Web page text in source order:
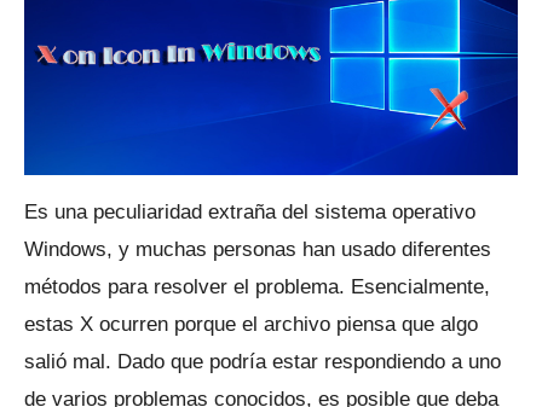
Es una peculiaridad extraña del sistema operativo
Windows, y muchas personas han usado diferentes
métodos para resolver el problema. Esencialmente,
estas X ocurren porque el archivo piensa que algo
salió mal. Dado que podría estar respondiendo a uno
de varios problemas conocidos, es posible que deba